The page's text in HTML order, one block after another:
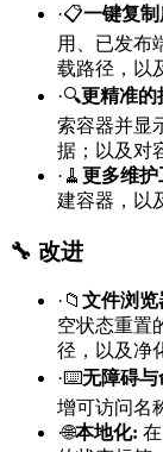
·📋一键复
用、已发布
载路径，以
·🔍更精准的
索容器并显
据；以及对
· 🧹 更多维护
建容器，以
🔧 改进
· 📁 文件浏览
空状态重置
径，以及净
·⌨️无障碍与
增可访问名
·🌐本地化: